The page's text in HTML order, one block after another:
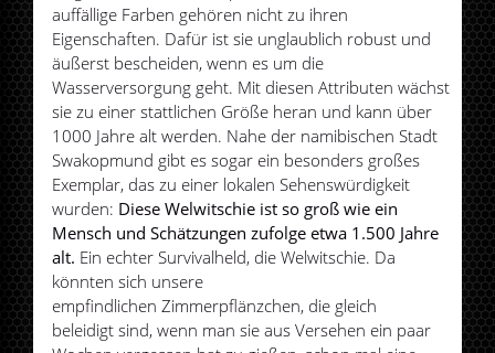
auffällige Farben gehören nicht zu ihren
Eigenschaften. Dafür ist sie unglaublich robust und
äußerst bescheiden, wenn es um die
Wasserversorgung geht. Mit diesen Attributen wächst
sie zu einer stattlichen Größe heran und kann über
1000 Jahre alt werden. Nahe der namibischen Stadt
Swakopmund gibt es sogar ein besonders großes
Exemplar, das zu einer lokalen Sehenswürdigkeit
wurden: Diese Welwitschie ist so groß wie ein
Mensch und Schätzungen zufolge etwa 1.500 Jahre
alt. Ein echter Survivalheld, die Welwitschie. Da
könnten sich unsere
empfindlichen Zimmerpflänzchen, die gleich
beleidigt sind, wenn man sie aus Versehen ein paar